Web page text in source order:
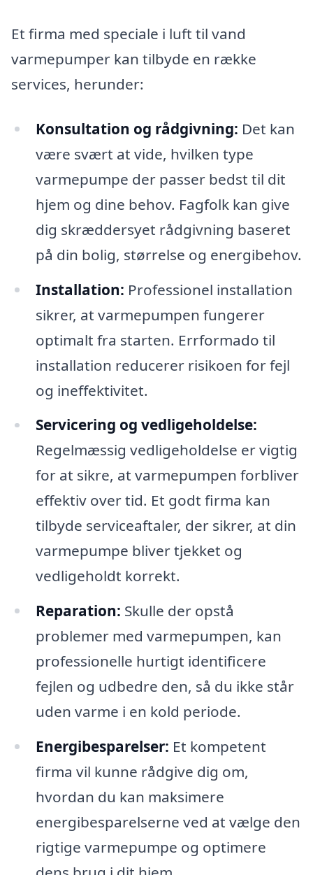
Et firma med speciale i luft til vand
varmepumper kan tilbyde en række
services, herunder:
Konsultation og rådgivning: Det kan
være svært at vide, hvilken type
varmepumpe der passer bedst til dit
hjem og dine behov. Fagfolk kan give
dig skræddersyet rådgivning baseret
på din bolig, størrelse og energibehov.
Installation: Professionel installation
sikrer, at varmepumpen fungerer
optimalt fra starten. Errformado til
installation reducerer risikoen for fejl
og ineffektivitet.
Servicering og vedligeholdelse:
Regelmæssig vedligeholdelse er vigtig
for at sikre, at varmepumpen forbliver
effektiv over tid. Et godt firma kan
tilbyde serviceaftaler, der sikrer, at din
varmepumpe bliver tjekket og
vedligeholdt korrekt.
Reparation: Skulle der opstå
problemer med varmepumpen, kan
professionelle hurtigt identificere
fejlen og udbedre den, så du ikke står
uden varme i en kold periode.
Energibesparelser: Et kompetent
firma vil kunne rådgive dig om,
hvordan du kan maksimere
energibesparelserne ved at vælge den
rigtige varmepumpe og optimere